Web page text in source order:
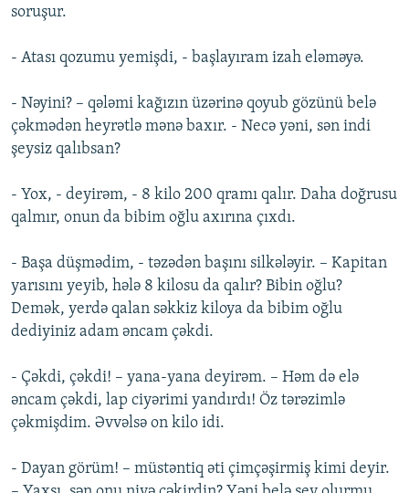
soruşur.
- Atası qozumu yemişdi, - başlayıram izah eləməyə.
- Nəyini? – qələmi kağızın üzərinə qoyub gözünü belə
çəkmədən heyrətlə mənə baxır. - Necə yəni, sən indi
şeysiz qalıbsan?
- Yox, - deyirəm, - 8 kilo 200 qramı qalır. Daha doğrusu
qalmır, onun da bibim oğlu axırına çıxdı.
- Başa düşmədim, - təzədən başını silkələyir. – Kapitan
yarısını yeyib, hələ 8 kilosu da qalır? Bibin oğlu?
Demək, yerdə qalan səkkiz kiloya da bibim oğlu
dediyiniz adam əncam çəkdi.
- Çəkdi, çəkdi! – yana-yana deyirəm. – Həm də elə
əncam çəkdi, lap ciyərimi yandırdı! Öz tərəzimlə
çəkmişdim. Əvvəlsə on kilo idi.
- Dayan görüm! – müstəntiq əti çimçəşirmiş kimi deyir.